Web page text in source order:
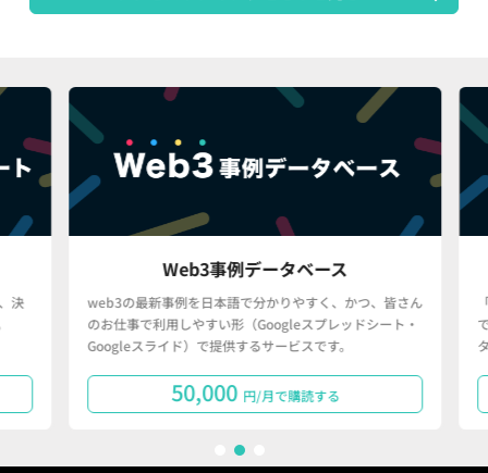
Web3事例データベース
web3の最新事例を日本語で分かりやすく、かつ、皆さん
のお仕事で利用しやすい形（Googleスプレッドシート・
Googleスライド）で提供するサービスです。
50,000 円/月で購読する